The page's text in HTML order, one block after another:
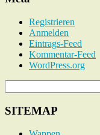
Registrieren
Anmelden
Eintrags-Feed
Kommentar-Feed
WordPress.org
SITEMAP